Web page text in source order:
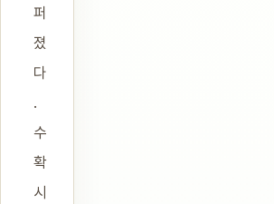
퍼
졌
다
.
수
확
시